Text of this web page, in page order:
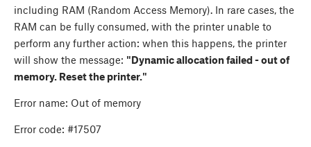
including RAM (Random Access Memory). In rare cases, the
RAM can be fully consumed, with the printer unable to
perform any further action: when this happens, the printer
will show the message: "Dynamic allocation failed - out of
memory. Reset the printer."
Error name: Out of memory
Error code: #17507